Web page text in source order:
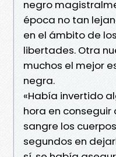
negro
época no tan
en el ámbito de
libertades. Otra
muchos el mejor
negra.
«Había invertido
hora en conseguir
sangre los
segundos en